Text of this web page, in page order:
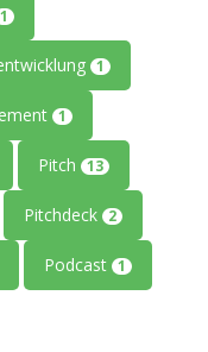
1
1
1
Pitch 13
Pitchdeck 2
Podcast 1